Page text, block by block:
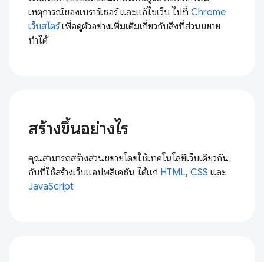
เหตุการณ์ของเบราว์เซอร์ และแก้ไขเว็บ ไปที่ Chrome
เว็บสโตร์เพื่อดูตัวอย่างเพิ่มเติมเกี่ยวกับสิ่งที่ส่วนขยาย
ทำได้
สร้างขึ้นอย่างไร
คุณสามารถสร้างส่วนขยายโดยใช้เทคโนโลยีเว็บเดียวกัน
กับที่ใช้สร้างเว็บแอปพลิเคชัน ได้แก่ HTML, CSS และ
JavaScript